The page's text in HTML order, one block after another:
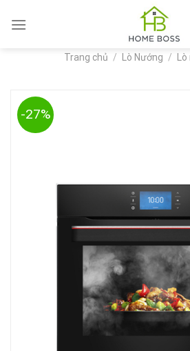
Trang chủ / Lò Nướng /
-27%